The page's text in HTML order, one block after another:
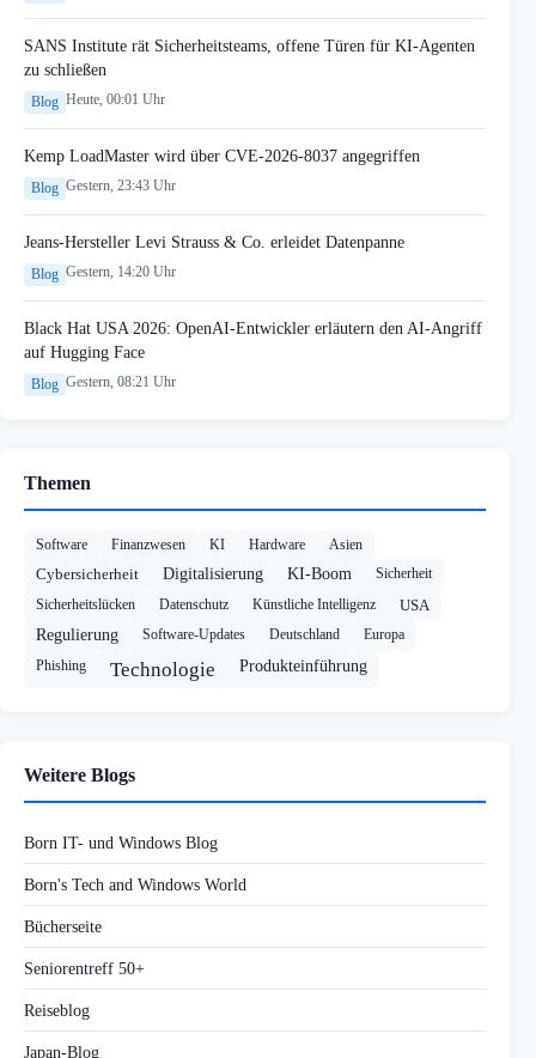
SANS Institute rät Sicherheitsteams, offene Türen für KI-Agenten
zu schließen
Blog Heute, 00:01 Uhr
Kemp LoadMaster wird über CVE-2026-8037 angegriffen
Blog Gestern, 23:43 Uhr
Jeans-Hersteller Levi Strauss & Co. erleidet Datenpanne
Blog Gestern, 14:20 Uhr
Black Hat USA 2026: OpenAI-Entwickler erläutern den AI-Angriff
auf Hugging Face
Blog Gestern, 08:21 Uhr
Themen
Software Finanzwesen KI Hardware Asien
Cybersicherheit Digitalisierung KI-Boom
Sicherheit
Sicherheitslücken
Datenschutz Künstliche Intelligenz
USA
Regulierung
Software-Updates Deutschland
Europa
Phishing
Technologie Produkteinführung
Weitere Blogs
Born IT- und Windows Blog
Born's Tech and Windows World
Bücherseite
Seniorentreff 50+
Reiseblog
Japan-Blog